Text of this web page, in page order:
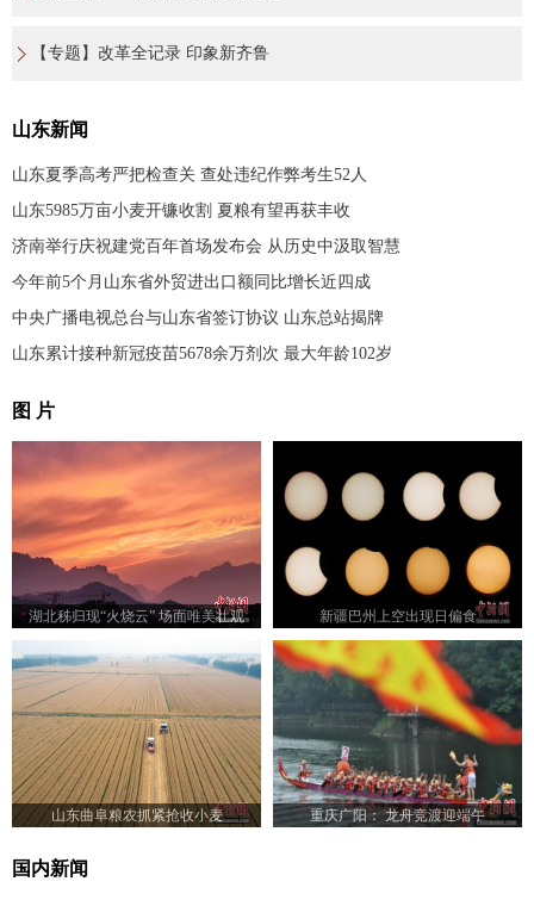
【专题】改革全记录 印象新齐鲁
山东新闻
山东夏季高考严把检查关 查处违纪作弊考生52人
山东5985万亩小麦开镰收割 夏粮有望再获丰收
济南举行庆祝建党百年首场发布会 从历史中汲取智慧
今年前5个月山东省外贸进出口额同比增长近四成
中央广播电视总台与山东省签订协议 山东总站揭牌
山东累计接种新冠疫苗5678余万剂次 最大年龄102岁
图 片
湖北秭归现“火烧云” 场面唯美壮观 新疆巴州上空出现日偏食
山东曲阜粮农抓紧抢收小麦 重庆广阳： 龙舟竞渡迎端午
国内新闻